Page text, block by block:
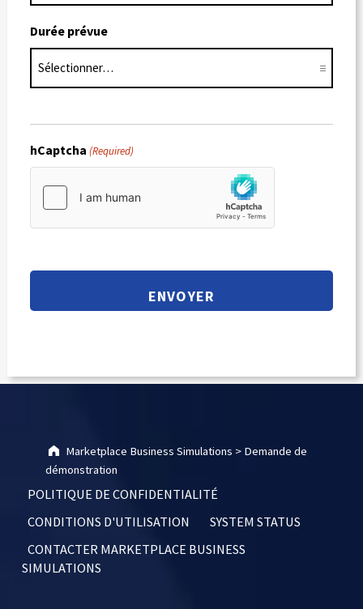
Durée prévue
hCaptcha (Required)
Skip back to main navigation
Marketplace Business Simulations > Demande de
démonstration
POLITIQUE DE CONFIDENTIALITÉ
CONDITIONS D'UTILISATION
SYSTEM STATUS
CONTACTER MARKETPLACE BUSINESS
SIMULATIONS